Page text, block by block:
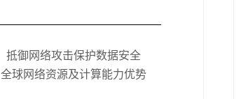
抵御网络攻击保护数据安全
全球网络资源及计算能力优势